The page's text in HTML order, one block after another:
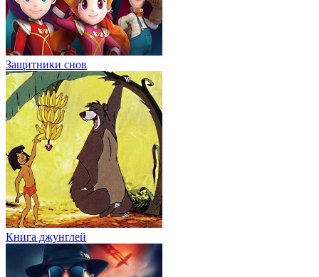
Защитники снов
Книга джунглей